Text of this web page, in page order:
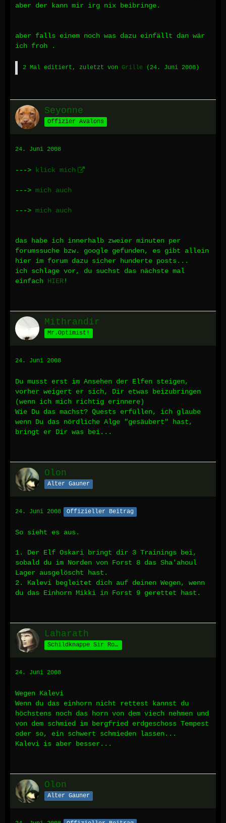
aber der kann mir irg nix beibringe.
aber falls einem noch was dazu einfällt dan wär
ich froh .
2 Mal editiert, zuletzt von Grille (24. Juni 2008 )
Seyonne
Offizier Avalons
24. Juni 2008
---> klick mich
---> mich auch
---> mich auch
das habe ich innerhalb zweier minuten per
forumssuche bzw. google gefunden, es gibt allein
hier im forum dazu sicher hunderte posts...
ich schlage vor, du suchst das nächste mal
einfach HIER!
Mithrandir
Mr.Optimist!
24. Juni 2008
Du musst erst im Ansehen der Elfen steigen,
vorher weigert er sich, Dir etwas beizubringen
(wenn ich mich richtig erinnere)
Wie Du das machst? Quests erfüllen, ich glaube
wenn Du das nördliche Alge "gesäubert" hast,
bringt er Dir was bei...
Olon
Alter Gauner
24. Juni 2008 Offizieller Beitrag
So sieht es aus.
1. Der Elf Oskari bringt dir 3 Trainings bei,
sobald du im Norden von Forst 8 das Sha'ahoul
Lager ausgelöscht hast.
2. Kalevi begleitet dich auf deinen Wegen, wenn
du das Einhorn Mikki in Forst 9 gerettet hast.
Laharath
Schildknappe Sir Roths
24. Juni 2008
Wegen Kalevi
Wenn du das einhorn nicht rettest kannst du
höchstens noch das horn von dem viech nehmen und
von dem schmied im bergfried erdgeschoss Tempest
oder so, ein schwert schmieden lassen...
Kalevi is aber besser...
Olon
Alter Gauner